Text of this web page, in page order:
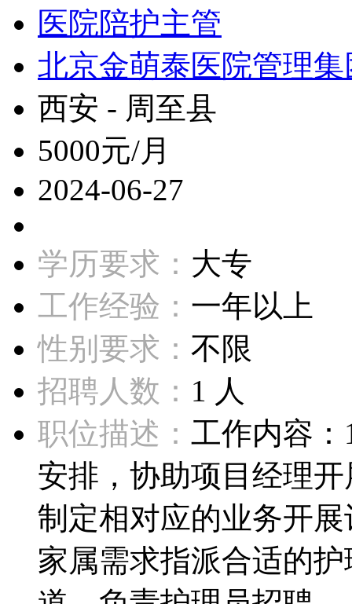
医院陪护主管
北京金萌泰医院管理
西安 - 周至县
5000元/月
2024-06-27
学历要求： 大专
工作经验： 一年以上
性别要求： 不限
招聘人数： 1 人
职位描述： 工作内容
安排，协助项目经理
制定相对应的业务开
家属需求指派合适的